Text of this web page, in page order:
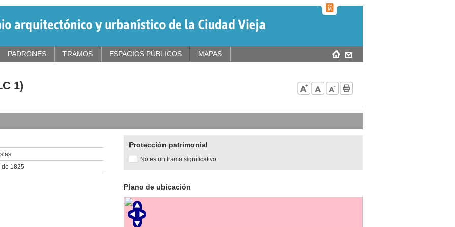
1)
de 1825
Protección patrimonial
No es un tramo significativo
Plano de ubicación
PADRONES TRAMOS ESPACIOS PÚBLICOS MAPAS